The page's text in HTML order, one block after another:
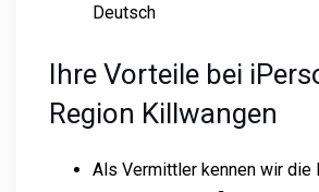
Deutsch
Ihre Vorteile bei
Region Killwangen
Als Vermittler kennen wir die